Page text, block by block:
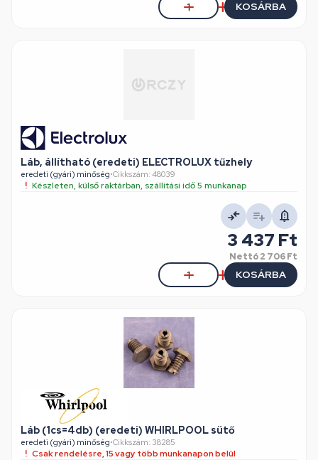
KOSÁRBA
Láb, állítható (eredeti) ELECTROLUX tűzhely
eredeti (gyári) minőség•Cikkszám: 48039
Készleten, külső raktárban, szállítási idő 5 munkanap
3 437 Ft
Nettó2 706 Ft
KOSÁRBA
Láb (1cs=4db) (eredeti) WHIRLPOOL sütő
eredeti (gyári) minőség•Cikkszám: 38285
Csak rendelésre, 15 vagy több munkanapon belül